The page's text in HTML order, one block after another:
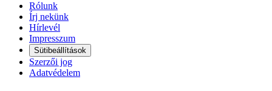
Rólunk
Írj nekünk
Hírlevél
Impresszum
Sütibeállítások
Szerzői jog
Adatvédelem